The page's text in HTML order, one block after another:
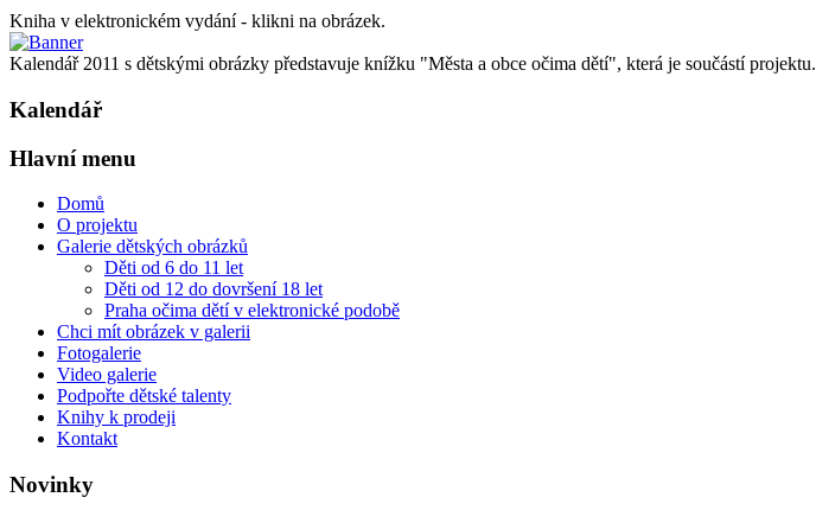
Kniha v elektronickém vydání - klikni na obrázek.
Kalendář 2011 s dětskými obrázky představuje knížku "Města a obce očima dětí", která je součástí projektu.
Kalendář
Hlavní menu
Domů
O projektu
Galerie dětských obrázků
Děti od 6 do 11 let
Děti od 12 do dovršení 18 let
Praha očima dětí v elektronické podobě
Chci mít obrázek v galerii
Fotogalerie
Video galerie
Podpořte dětské talenty
Knihy k prodeji
Kontakt
Novinky